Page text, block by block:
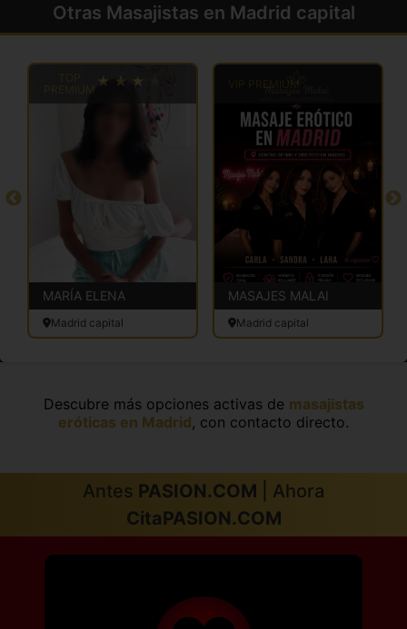
Otras Masajistas en Madrid capital
MARÍA ELENA
Madrid capital
PREMIUM
MASAJES MALAI
Madrid capital
VIP PREMIUM
Descubre más opciones activas de masajistas
eróticas en Madrid, con contacto directo.
Antes PASION.COM | Ahora
CitaPASION.COM